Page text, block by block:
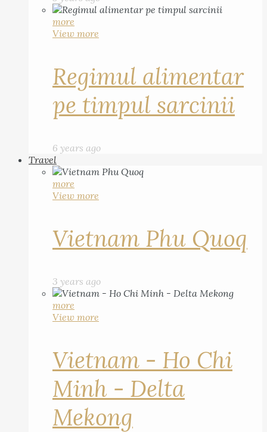
more
View more
Regimul alimentar
pe timpul sarcinii
6 years ago
Travel
more
View more
Vietnam Phu Quoq
3 years ago
more
View more
Vietnam - Ho Chi
Minh - Delta
Mekong